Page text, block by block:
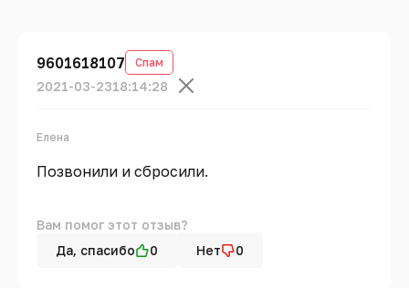
9601618107 Спам
2021-03-2318:14:28
Елена
Позвонили и сбросили.
Вам помог этот отзыв?
Да, спасибо
0 Нет 0